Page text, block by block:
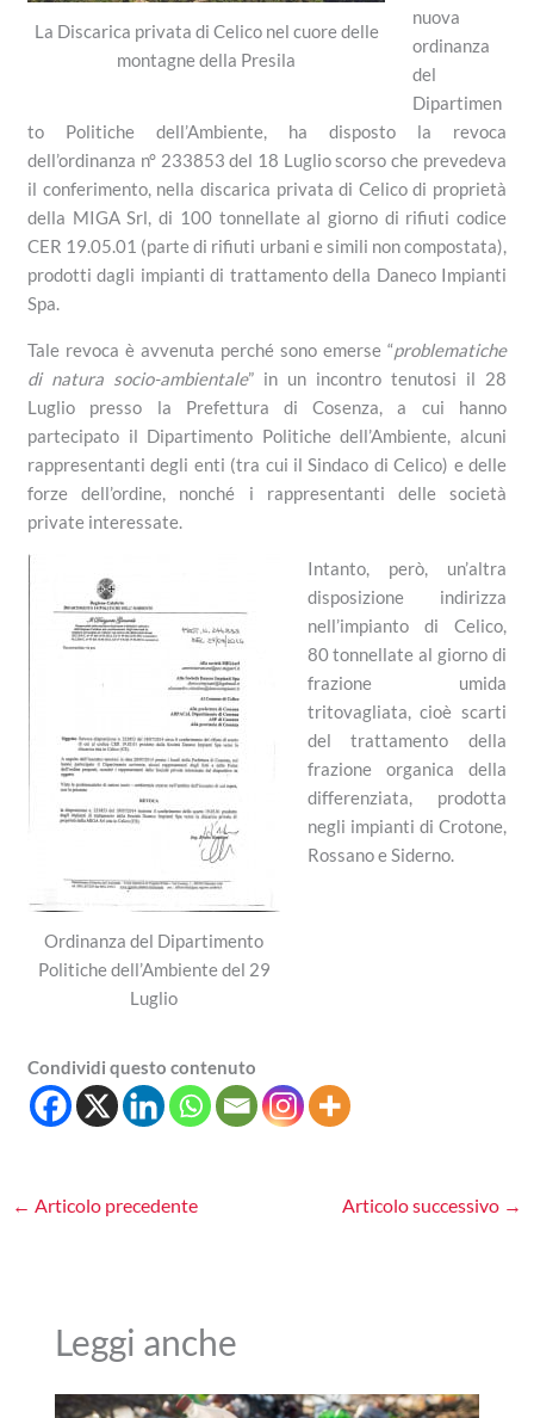
La Discarica privata di Celico nel cuore delle
montagne della Presila
nuova
ordinanza
del
Dipartimen
to Politiche dell’Ambiente, ha disposto la revoca
dell’ordinanza n° 233853 del 18 Luglio scorso che prevedeva
il conferimento, nella discarica privata di Celico di proprietà
della MIGA Srl, di 100 tonnellate al giorno di rifiuti codice
CER 19.05.01 (parte di rifiuti urbani e simili non compostata),
prodotti dagli impianti di trattamento della Daneco Impianti
Spa.
Tale revoca è avvenuta perché sono emerse “problematiche
di natura socio-ambientale” in un incontro tenutosi il 28
Luglio presso la Prefettura di Cosenza, a cui hanno
partecipato il Dipartimento Politiche dell’Ambiente, alcuni
rappresentanti degli enti (tra cui il Sindaco di Celico) e delle
forze dell’ordine, nonché i rappresentanti delle società
private interessate.
Ordinanza del Dipartimento
Politiche dell’Ambiente del 29
Luglio
Intanto, però, un’altra
disposizione indirizza
nell’impianto di Celico,
80 tonnellate al giorno di
frazione umida
tritovagliata, cioè scarti
del trattamento della
frazione organica della
differenziata, prodotta
negli impianti di Crotone,
Rossano e Siderno.
Condividi questo contenuto
← Articolo precedente Articolo successivo →
Leggi anche